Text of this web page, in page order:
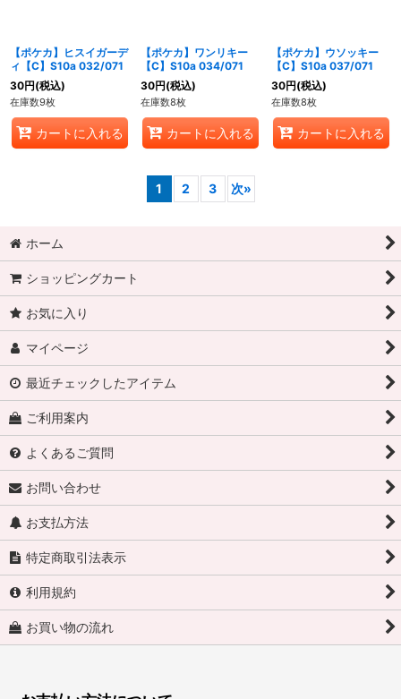
【ポケカ】ヒスイガーデ
ィ【C】S10a 032/071
30円(税込)
在庫数9枚
カートに入れる
【ポケカ】ワンリキー
【C】S10a 034/071
30円(税込)
在庫数8枚
カートに入れる
【ポケカ】ウソッキー
【C】S10a 037/071
30円(税込)
在庫数8枚
カートに入れる
1 2 3 次»
ホーム
ショッピングカート
お気に入り
マイページ
最近チェックしたアイテム
ご利用案内
よくあるご質問
お問い合わせ
お支払方法
特定商取引法表示
利用規約
お買い物の流れ